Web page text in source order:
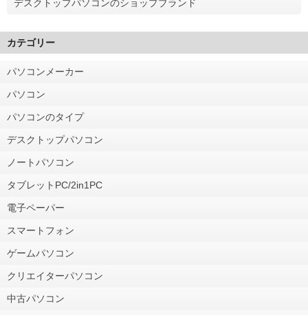
デスクトップパソコンのショップブランド
カテゴリー
パソコンメーカー
パソコン
パソコンのタイプ
デスクトップパソコン
ノートパソコン
タブレットPC/2in1PC
電子ペーパー
スマートフォン
ゲームパソコン
クリエイターパソコン
中古パソコン